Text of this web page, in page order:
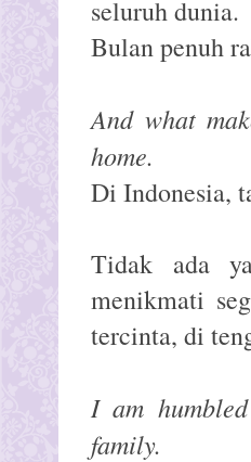
seluruh dunia.
Bulan penuh
And what
home.
Di Indonesia,
Tidak ada
menikmati
tercinta, di
I am
family.